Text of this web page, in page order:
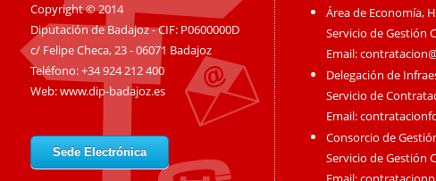
Copyright © 2014
Diputación de Badajoz - CIF: P0600000D
c/ Felipe Checa, 23 - 06071 Badajoz
Teléfono: +34 924 212 400
Web:www.dip-badajoz.es
Sede Electrónica
Área de Economía,
Servicio de Gestión
Email:
Delegación de
Servicio de
Email:
Consorcio de
Servicio de Gestión